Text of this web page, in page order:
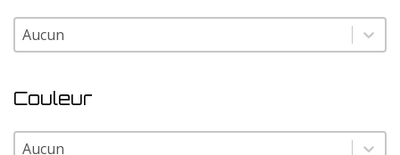
Modele
Modele
Couleur
Couleur
Couleur